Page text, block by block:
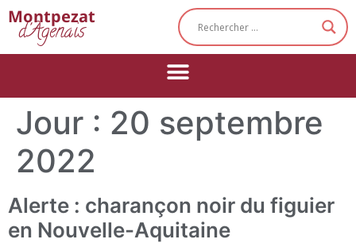
Montpezat
d'Agenais
Jour : 20 septembre
2022
Alerte : charançon noir du figuier
en Nouvelle-Aquitaine
Cookies management panel